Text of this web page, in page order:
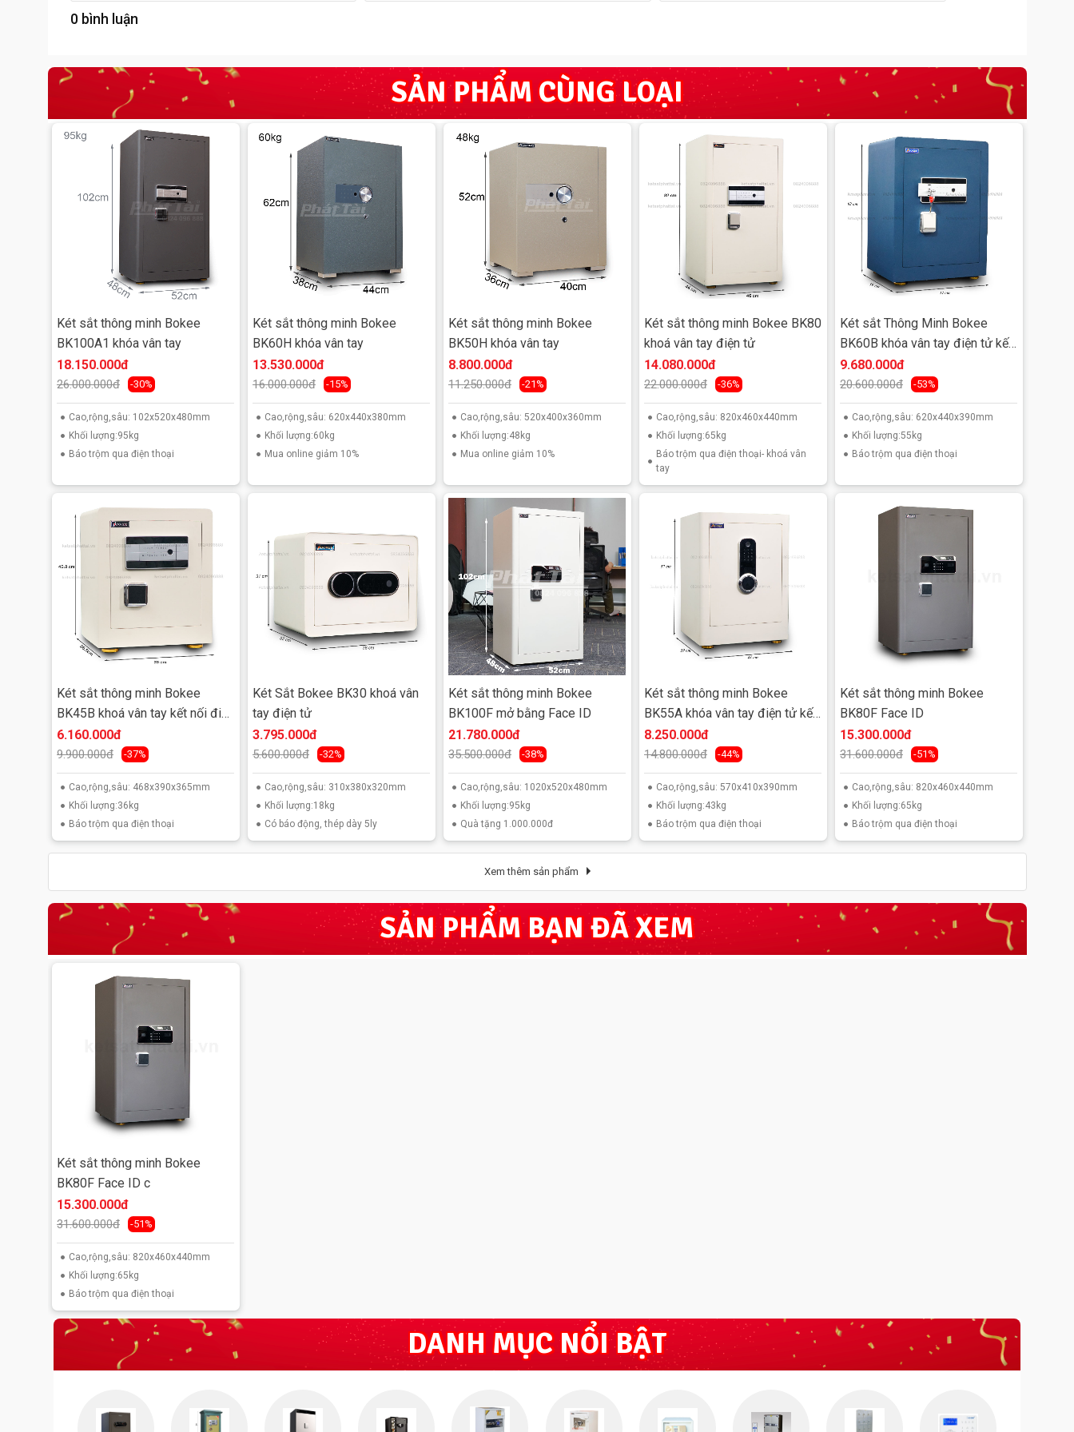
0 bình luận
SẢN PHẨM CÙNG LOẠI
Két sắt thông minh Bokee
BK100A1 khóa vân tay
18.150.000đ
26.000.000đ -30%
Cao,rộng,sâu: 102x520x480mm
Khối lượng:95kg
Báo trộm qua điện thoại
Két sắt thông minh Bokee
BK60H khóa vân tay
13.530.000đ
16.000.000đ -15%
Cao,rộng,sâu: 620x440x380mm
Khối lượng:60kg
Mua online giảm 10%
Két sắt thông minh Bokee
BK50H khóa vân tay
8.800.000đ
11.250.000đ -21%
Cao,rộng,sâu: 520x400x360mm
Khối lượng:48kg
Mua online giảm 10%
Két sắt thông minh Bokee BK80
khoá vân tay điện tử
14.080.000đ
22.000.000đ -36%
Cao,rộng,sâu: 820x460x440mm
Khối lượng:65kg
Báo trộm qua điện thoại- khoá vân
tay
Két sắt Thông Minh Bokee
BK60B khóa vân tay điện tử kết
nối điện thoại
9.680.000đ
20.600.000đ -53%
Cao,rộng,sâu: 620x440x390mm
Khối lượng:55kg
Báo trộm qua điện thoại
Két sắt thông minh Bokee
BK45B khoá vân tay kết nối điện
thoại
6.160.000đ
9.900.000đ -37%
Cao,rộng,sâu: 468x390x365mm
Khối lượng:36kg
Báo trộm qua điện thoại
Két Sắt Bokee BK30 khoá vân
tay điện tử
3.795.000đ
5.600.000đ -32%
Cao,rộng,sâu: 310x380x320mm
Khối lượng:18kg
Có báo động, thép dày 5ly
Két sắt thông minh Bokee
BK100F mở bằng Face ID
21.780.000đ
35.500.000đ -38%
Cao,rộng,sâu: 1020x520x480mm
Khối lượng:95kg
Quà tặng 1.000.000đ
Két sắt thông minh Bokee
BK55A khóa vân tay điện tử kết
nối điện thoại
8.250.000đ
14.800.000đ -44%
Cao,rộng,sâu: 570x410x390mm
Khối lượng:43kg
Báo trộm qua điện thoại
Két sắt thông minh Bokee
BK80F Face ID
15.300.000đ
31.600.000đ -51%
Cao,rộng,sâu: 820x460x440mm
Khối lượng:65kg
Báo trộm qua điện thoại
Xem thêm sản phẩm
SẢN PHẨM BẠN ĐÃ XEM
Két sắt thông minh Bokee
BK80F Face ID c
15.300.000đ
31.600.000đ -51%
Cao,rộng,sâu: 820x460x440mm
Khối lượng:65kg
Báo trộm qua điện thoại
DANH MỤC NỔI BẬT